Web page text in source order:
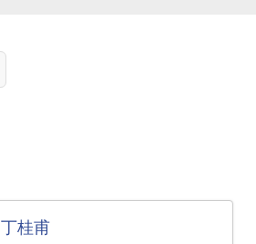
丁桂甫